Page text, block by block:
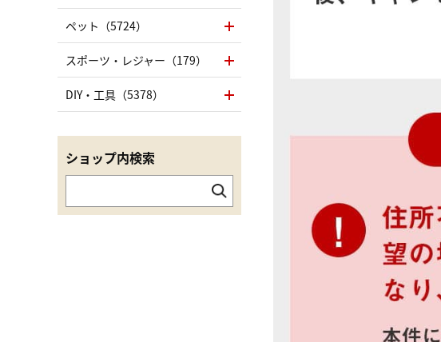
ペット（5724）
スポーツ・レジャー（179）
DIY・工具（5378）
ショップ内検索